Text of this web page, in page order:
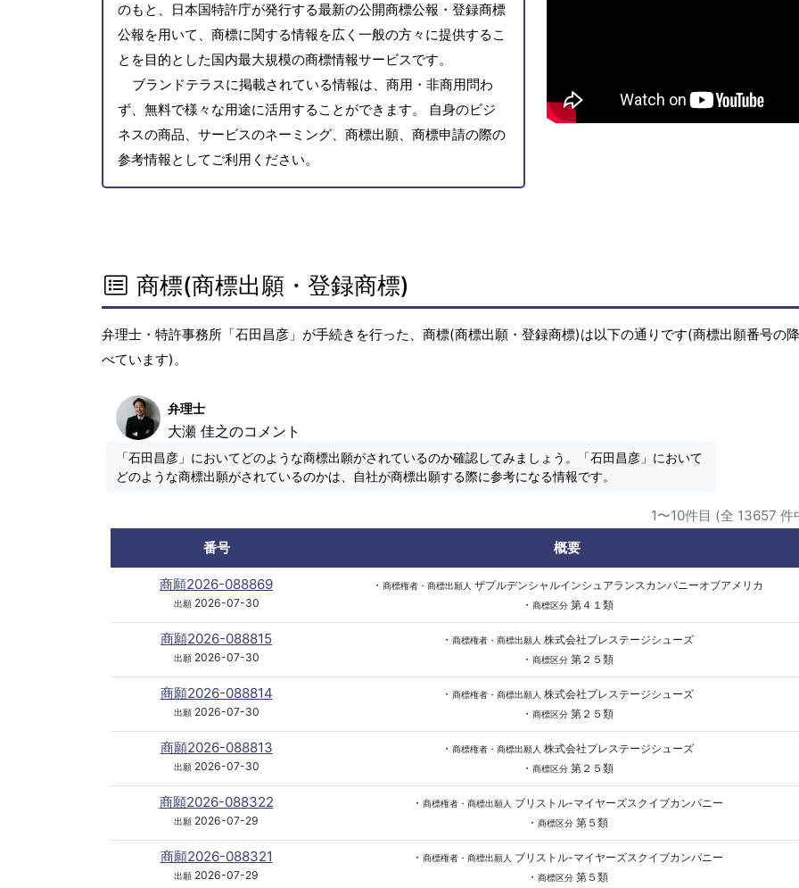
のもと、日本国特許庁が発行する最新の公開商標公報・登録商標
公報を用いて、商標に関する情報を広く一般の方々に提供するこ
とを目的とした国内最大規模の商標情報サービスです。
ブランドテラスに掲載されている情報は、商用・非商用問わ
ず、無料で様々な用途に活用することができます。 自身のビジ
ネスの商品、サービスのネーミング、商標出願、商標申請の際の
参考情報としてご利用ください。
商標(商標出願・登録商標)
弁理士・特許事務所「石田昌彦」が手続きを行った、商標(商標出願・登録商標)は以下の通りです(商標出願番号の
べています)。
弁理士
大瀬 佳之のコメント
「石田昌彦」においてどのような商標出願がされているのか確認してみましょう。「石田昌彦」において
どのような商標出願がされているのかは、自社が商標出願する際に参考になる情報です。
1〜10件目 (全 13657 件
番号
概要
商願2026-088869
出願2026-07-30
・ 商標権者・商標出願人 ザプルデンシャルインシュアランスカンパニーオブアメリカ
・ 商標区分第４１類
商願2026-088815
出願2026-07-30
・ 商標権者・商標出願人 株式会社プレステージシューズ
・ 商標区分第２５類
商願2026-088814
出願2026-07-30
・ 商標権者・商標出願人 株式会社プレステージシューズ
・ 商標区分第２５類
商願2026-088813
出願2026-07-30
・ 商標権者・商標出願人 株式会社プレステージシューズ
・ 商標区分第２５類
商願2026-088322
出願 2026-07-29
・ 商標権者・商標出願人
ブリストル-マイヤーズスクイブカンパニー
・ 商標区分第５類
商願2026-088321
出願 2026-07-29
・ 商標権者・商標出願人
ブリストル-マイヤーズスクイブカンパニー
・ 商標区分第５類